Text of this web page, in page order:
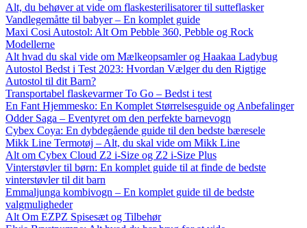
Alt, du behøver at vide om flaskesterilisatorer til sutteflasker
Vandlegemåtte til babyer – En komplet guide
Maxi Cosi Autostol: Alt Om Pebble 360, Pebble og Rock
Modellerne
Alt hvad du skal vide om Mælkeopsamler og Haakaa Ladybug
Autostol Bedst i Test 2023: Hvordan Vælger du den Rigtige
Autostol til dit Barn?
Transportabel flaskevarmer To Go – Bedst i test
En Fant Hjemmesko: En Komplet Størrelsesguide og Anbefalinger
Odder Saga – Eventyret om den perfekte barnevogn
Cybex Coya: En dybdegående guide til den bedste bæresele
Mikk Line Termotøj – Alt, du skal vide om Mikk Line
Alt om Cybex Cloud Z2 i-Size og Z2 i-Size Plus
Vinterstøvler til børn: En komplet guide til at finde de bedste
vinterstøvler til dit barn
Emmaljunga kombivogn – En komplet guide til de bedste
valgmuligheder
Alt Om EZPZ Spisesæt og Tilbehør